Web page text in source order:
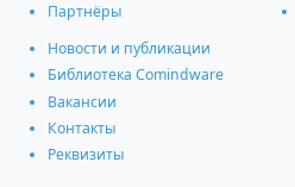
Партнёры
Новости и публикации
Библиотека Comindware
Вакансии
Контакты
Реквизиты